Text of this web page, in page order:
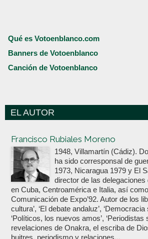
Qué es Votoenblanco.com
Banners de Votoenblanco
Canción de Votoenblanco
EL AUTOR
Francisco Rubiales Moreno
1948, Villamartín (Cádiz).
ha sido corresponsal de
1973, Nicaragua 1979 y El
director de las delegaciones
en Cuba, Centroamérica e Italia, así
Comunicación de Expo’92. Autor de los
cultura’, ‘El debate andaluz’, ‘Democracia
‘Políticos, los nuevos amos’, ‘Periodistas
revelaciones de Onakra, el escriba de